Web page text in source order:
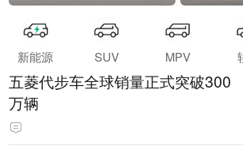
新能源 SUV MPV
五菱代步车全球销量正式突破300
万辆